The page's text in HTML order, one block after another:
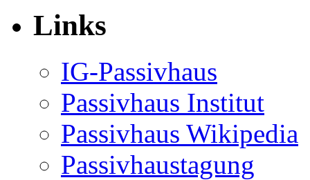
Links
IG-Passivhaus
Passivhaus Institut
Passivhaus Wikipedia
Passivhaustagung